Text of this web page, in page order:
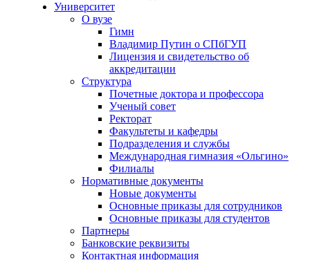
Университет
О вузе
Гимн
Владимир Путин о СПбГУП
Лицензия и свидетельство об
аккредитации
Структура
Почетные доктора и профессора
Ученый совет
Ректорат
Факультеты и кафедры
Подразделения и службы
Международная гимназия «Ольгино»
Филиалы
Нормативные документы
Новые документы
Основные приказы для сотрудников
Основные приказы для студентов
Партнеры
Банковские реквизиты
Контактная информация